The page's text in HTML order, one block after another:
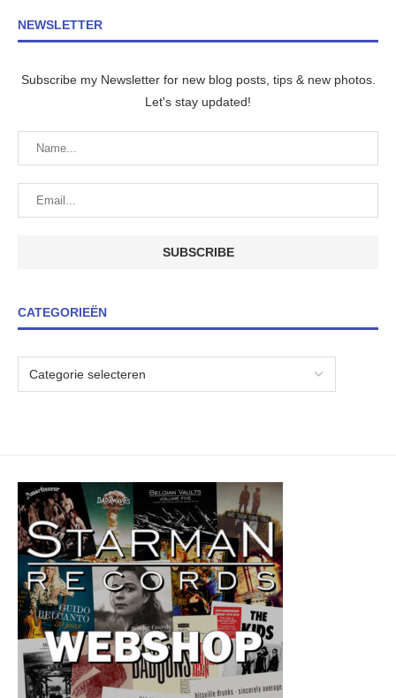
NEWSLETTER
Subscribe my Newsletter for new blog posts, tips & new photos.
Let's stay updated!
CATEGORIEËN